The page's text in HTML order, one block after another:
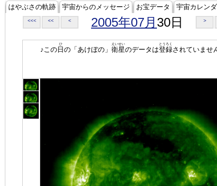
はやぶさの軌跡 宇宙からのメッセージ お宝データ 宇宙カレン
<<< << < 2005年07月 30日 >
♪この日
ひ
の「あけぼの」 衛星
えいせい
のデータは登録
とうろく
されていませ